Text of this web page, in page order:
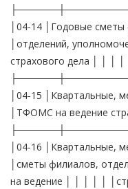
│04-14 │Годовые
│отделений,
страхового дела │ │ │ │
│04-15 │Квартальные,
│ТФОМС на ведение
│04-16 │Квартальные,
│сметы филиалов,
на ведение │ │ │ │ │